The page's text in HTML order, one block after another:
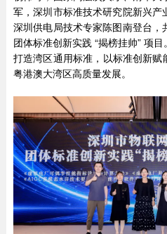
军，深圳市标准技术研究院新兴产
深圳供电局技术专家陈图南登台
团体标准创新实践 “揭榜挂帅” 项
打造湾区通用标准，以标准创新
粤港澳大湾区高质量发展。